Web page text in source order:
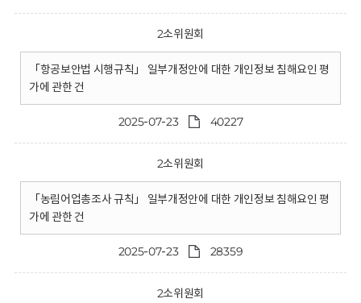
2소위원회
「항공보안법 시행규칙」 일부개정안에 대한 개인정보 침해요인 평
가에 관한 건
2025-07-23 40227
2소위원회
「농림어업총조사 규칙」 일부개정안에 대한 개인정보 침해요인 평
가에 관한 건
2025-07-23 28359
2소위원회